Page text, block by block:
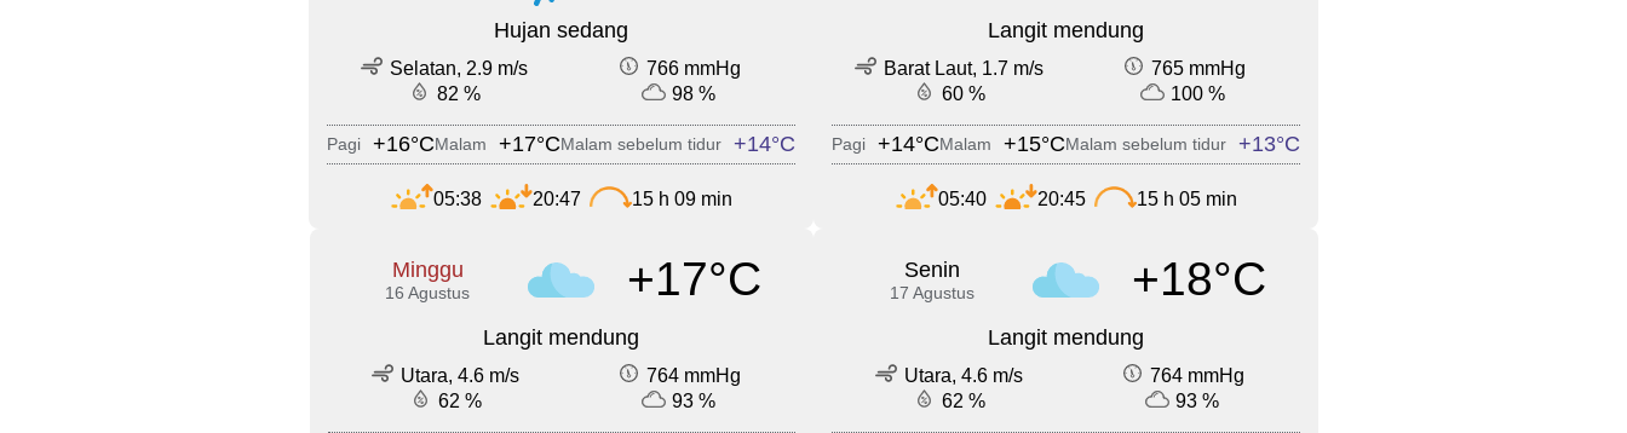
Hujan sedang
Selatan, 2.9 m/s
766 mmHg
82 %
98 %
Pagi +16°CMalam +17°CMalam sebelum tidur +14°C
05:38 20:47 15 h 09 min
Langit mendung
Barat Laut, 1.7 m/s
765 mmHg
60 %
100 %
Pagi +14°CMalam +15°CMalam sebelum tidur +13°C
05:40 20:45 15 h 05 min
Minggu
16 Agustus +17°C
Langit mendung
Utara, 4.6 m/s
764 mmHg
62 %
93 %
Senin
17 Agustus +18°C
Langit mendung
Utara, 4.6 m/s
764 mmHg
62 %
93 %